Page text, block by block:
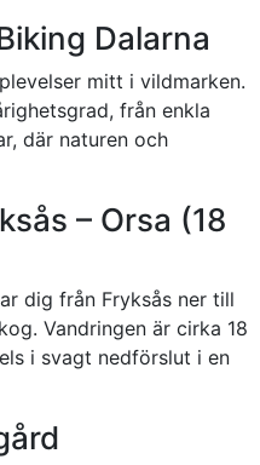
Dalarna
mitt i vildmarken.
från enkla
där naturen och
– Orsa (18
dig från Fryksås ner till
Vandringen är cirka 18
i svagt nedförslut i en